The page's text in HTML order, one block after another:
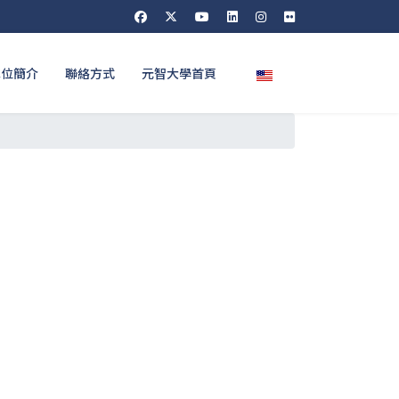
簡介 聯絡方式 元智大學首頁 選擇你的語言